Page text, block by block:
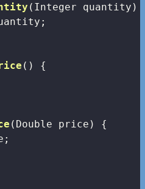
(Integer quantity)
()
{
(Double price)
{